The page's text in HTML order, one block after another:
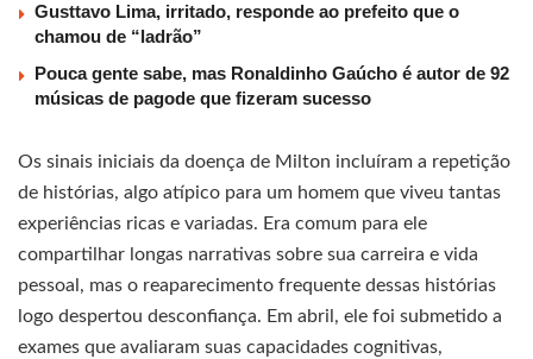
Gusttavo Lima, irritado, responde ao prefeito que o
chamou de “ladrão”
Pouca gente sabe, mas Ronaldinho Gaúcho é autor de 92
músicas de pagode que fizeram sucesso
Os sinais iniciais da doença de Milton incluíram a repetição
de histórias, algo atípico para um homem que viveu tantas
experiências ricas e variadas. Era comum para ele
compartilhar longas narrativas sobre sua carreira e vida
pessoal, mas o reaparecimento frequente dessas histórias
logo despertou desconfiança. Em abril, ele foi submetido a
exames que avaliaram suas capacidades cognitivas,